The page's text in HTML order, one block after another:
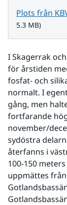
Plots från
5.3 MB)
I Skagerrak
för årstiden
fosfat- och
normalt. I
gång, men
fortfarande
november/
sydöstra
återfanns i
100-150
uppmättes